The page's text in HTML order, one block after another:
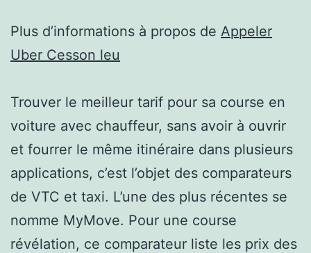
Plus d’informations à propos de Appeler
Uber Cesson leu
Trouver le meilleur tarif pour sa course en
voiture avec chauffeur, sans avoir à ouvrir
et fourrer le même itinéraire dans plusieurs
applications, c’est l’objet des comparateurs
de VTC et taxi. L’une des plus récentes se
nomme MyMove. Pour une course
révélation, ce comparateur liste les prix des